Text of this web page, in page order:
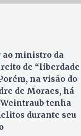
ministro da
de “liberdade
na visão do
de Moraes, há
tenha
durante seu